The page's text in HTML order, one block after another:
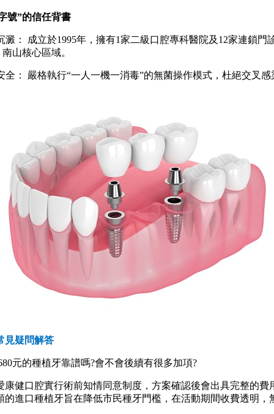
”的信任背書
成立於1995年，擁有1家二級口腔專科醫院及12家連鎖門
山核心區域。
嚴格執行“一人一機一消毒”的無菌操作模式，杜絕交叉感
見疑問解答
的種植牙靠譜嗎?會不會後續有很多加項?
口腔實行術前知情同意制度，方案確認後會出具完整的費
的進口種植牙旨在降低市民種牙門檻，在活動期間收費透明，